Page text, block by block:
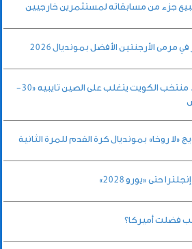
جزء من مسابقاته لمستثمرين خارجيين
الأرجنتين الأفضل بمونديال 2026
«يد آسيا للشباب 2026».. منتخب الكويت يتغلب على الصين تايبيه «30-
«لا روخا» بمونديال كرة القدم للمرة الثانية
حتى «يورو 2028»
فضلت أميركا؟